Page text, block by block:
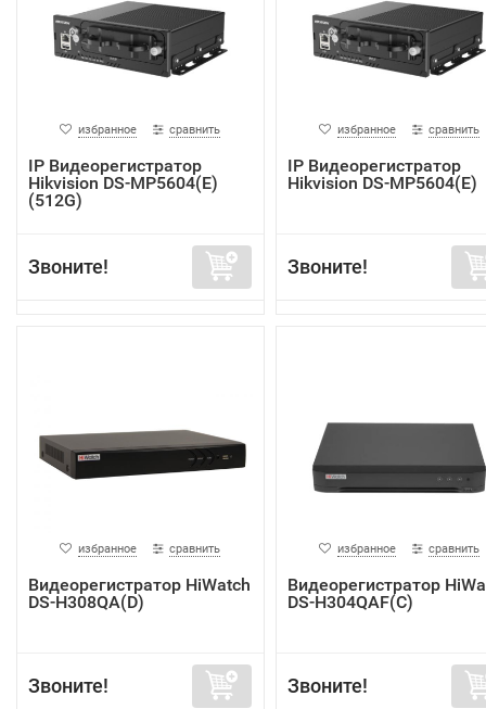
избранное сравнить
IP Видеорегистратор
Hikvision DS-MP5604(E)
(512G)
Звоните!
избранное сравнить
IP Видеорегистратор
Hikvision DS-MP5604(E)
Звоните!
избранное сравнить
Видеорегистратор HiWatch
DS-H308QA(D)
Звоните!
избранное сравнить
Видеорегистратор
DS-H304QAF(C)
Звоните!